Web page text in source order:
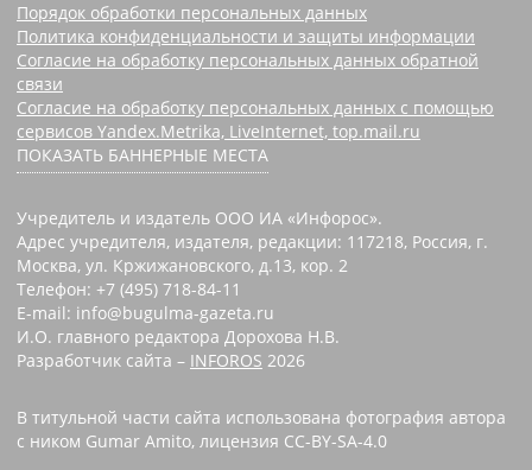
Порядок обработки персональных данных
Политика конфиденциальности и защиты информации
Согласие на обработку персональных данных обратной
связи
Согласие на обработку персональных данных с помощью
сервисов Yandex.Metrika, LiveInternet, top.mail.ru
ПОКАЗАТЬ БАННЕРНЫЕ МЕСТА
Учредитель и издатель ООО ИА «Инфорос».
Адрес учредителя, издателя, редакции: 117218, Россия, г.
Москва, ул. Кржижановского, д.13, кор. 2
Телефон: +7 (495) 718-84-11
E-mail: info@bugulma-gazeta.ru
И.О. главного редактора Дорохова Н.В.
Разработчик сайта – INFOROS 2026
В титульной части сайта использована фотография автора
с ником Gumar Amito, лицензия CC-BY-SA-4.0